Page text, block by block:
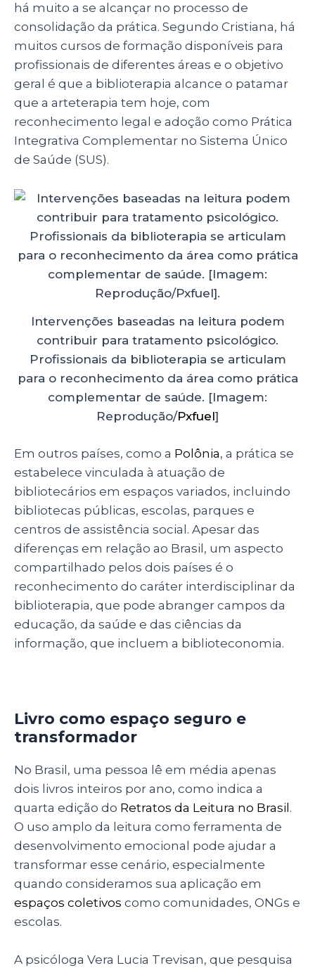
há muito a se alcançar no processo de
consolidação da prática. Segundo Cristiana, há
muitos cursos de formação disponíveis para
profissionais de diferentes áreas e o objetivo
geral é que a biblioterapia alcance o patamar
que a arteterapia tem hoje, com
reconhecimento legal e adoção como Prática
Integrativa Complementar no Sistema Único
de Saúde (SUS).
Intervenções baseadas na leitura podem
contribuir para tratamento psicológico.
Profissionais da biblioterapia se articulam
para o reconhecimento da área como prática
complementar de saúde. [Imagem:
Reprodução/Pxfuel]
Em outros países, como a Polônia, a prática se
estabelece vinculada à atuação de
bibliotecários em espaços variados, incluindo
bibliotecas públicas, escolas, parques e
centros de assistência social. Apesar das
diferenças em relação ao Brasil, um aspecto
compartilhado pelos dois países é o
reconhecimento do caráter interdisciplinar da
biblioterapia, que pode abranger campos da
educação, da saúde e das ciências da
informação, que incluem a biblioteconomia.
Livro como espaço seguro e
transformador
No Brasil, uma pessoa lê em média apenas
dois livros inteiros por ano, como indica a
quarta edição do Retratos da Leitura no Brasil .
O uso amplo da leitura como ferramenta de
desenvolvimento emocional pode ajudar a
transformar esse cenário, especialmente
quando consideramos sua aplicação em
espaços coletivos como comunidades, ONGs e
escolas.
A psicóloga Vera Lucia Trevisan, que pesquisa